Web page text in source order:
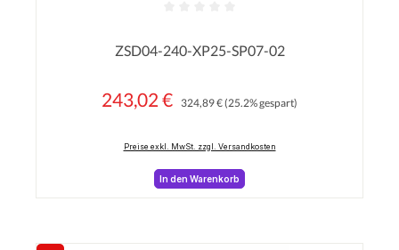
ZSD04-240-XP25-SP07-02
Verkaufspreis:
243,02 € 324,89 €(25.2% gespart)
Preise exkl. MwSt. zzgl. Versandkosten
In den Warenkorb